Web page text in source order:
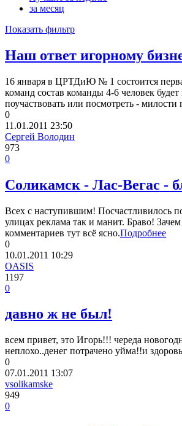
за месяц
Показать фильтр
Наш ответ игорному
16 января в ЦРТДиЮ № 1 состоится
команд состав команды 4-6 человек
поучаствовать или посмотреть -
0
11.01.2011 23:50
Сергей Володин
973
0
Соликамск - Лас-Вегас -
Всех с наступившим! Посчастливилось
улицах реклама так и манит. Браво!
комментариев тут всё ясно.Подробнее
0
10.01.2011 10:29
OASIS
1197
0
давно ж не был!
всем привет, это Игорь!!! череда
неплохо..денег потрачено уйма!!и
0
07.01.2011 13:07
vsolikamske
949
0